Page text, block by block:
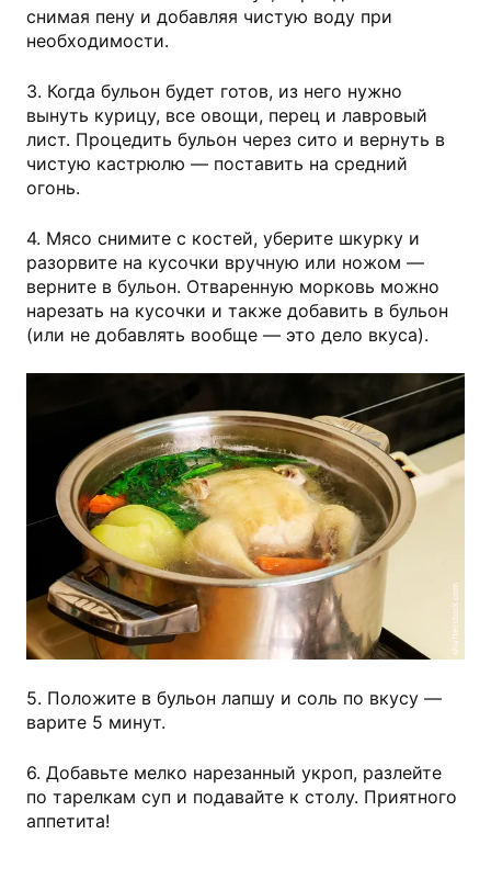
снимая пену и добавляя чистую воду при
необходимости.
3. Когда бульон будет готов, из него нужно
вынуть курицу, все овощи, перец и лавровый
лист. Процедить бульон через сито и вернуть в
чистую кастрюлю — поставить на средний
огонь.
4. Мясо снимите с костей, уберите шкурку и
разорвите на кусочки вручную или ножом —
верните в бульон. Отваренную морковь можно
нарезать на кусочки и также добавить в бульон
(или не добавлять вообще — это дело вкуса).
shutterstock.com
5. Положите в бульон лапшу и соль по вкусу —
варите 5 минут.
6. Добавьте мелко нарезанный укроп, разлейте
по тарелкам суп и подавайте к столу. Приятного
аппетита!